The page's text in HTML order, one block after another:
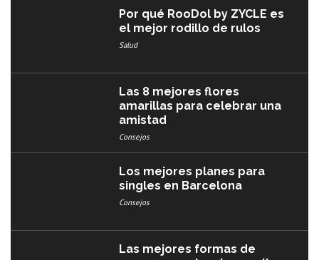
Por qué RooDol by ZYCLE es
el mejor rodillo de rulos
Salud
Las 8 mejores flores
amarillas para celebrar una
amistad
Consejos
Los mejores planes para
singles en Barcelona
Consejos
Las mejores formas de